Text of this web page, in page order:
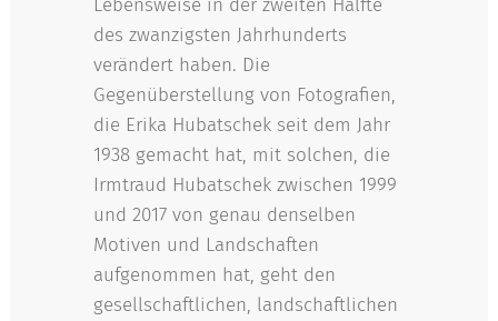
des zwanzigsten Jahrhunderts
verändert haben. Die
Gegenüberstellung von Fotografien,
die Erika Hubatschek seit dem Jahr
1938 gemacht hat, mit solchen, die
Irmtraud Hubatschek zwischen 1999
und 2017 von genau denselben
Motiven und Landschaften
aufgenommen hat, geht den
gesellschaftlichen, landschaftlichen